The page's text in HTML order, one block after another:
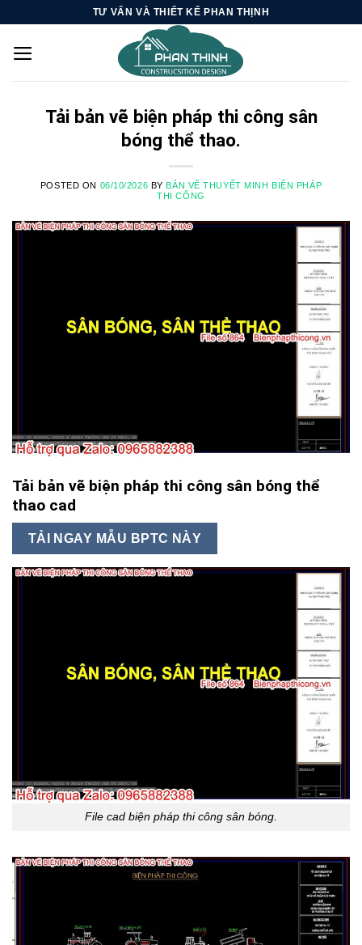
content
TƯ VẤN VÀ THIẾT KẾ PHAN THỊNH
Tải bản vẽ biện pháp thi công sân
bóng thể thao.
POSTED ON 06/10/2026 BYBẢN VẼ THUYẾT MINH BIỆN PHÁP
THI CÔNG
Tải bản vẽ biện pháp thi công sân bóng thể
thao cad
TẢI NGAY MẪU BPTC NÀY
File cad biện pháp thi công sân bóng.